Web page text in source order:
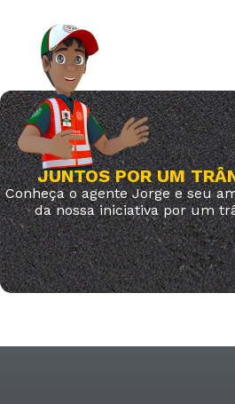
JUNTOS POR UM
Conheça o agente Jorge e seu
da nossa iniciativa por um